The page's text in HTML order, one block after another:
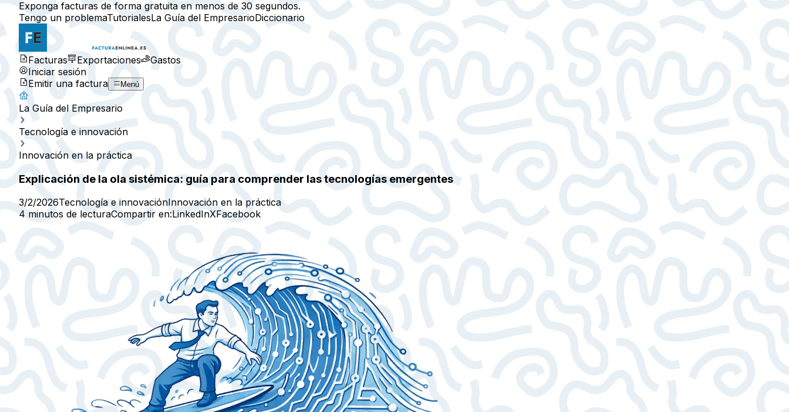
Exponga facturas de forma gratuita en menos de 30 segundos.
Tengo un problemaTutorialesLa Guía del EmpresarioDiccionario
Facturas Exportaciones
Gastos
Iniciar sesión
Emitir una factura
Menú
La Guía del Empresario
Tecnología e innovación
Innovación en la práctica
Explicación de la ola sistémica: guía para comprender las tecnologías emergentes
3/2/2026Tecnología e innovaciónInnovación en la práctica
4 minutos de lecturaCompartir en:LinkedInXFacebook